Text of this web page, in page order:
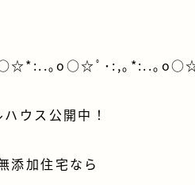
｡o○☆ﾟ･:,｡*:..｡
ウス公開中！
添加住宅なら